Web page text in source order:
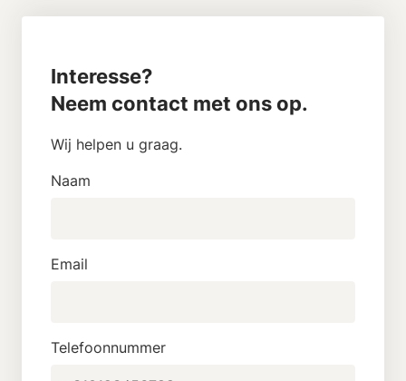
Interesse?
Neem contact met ons op.
Wij helpen u graag.
Naam
Email
Telefoonnummer